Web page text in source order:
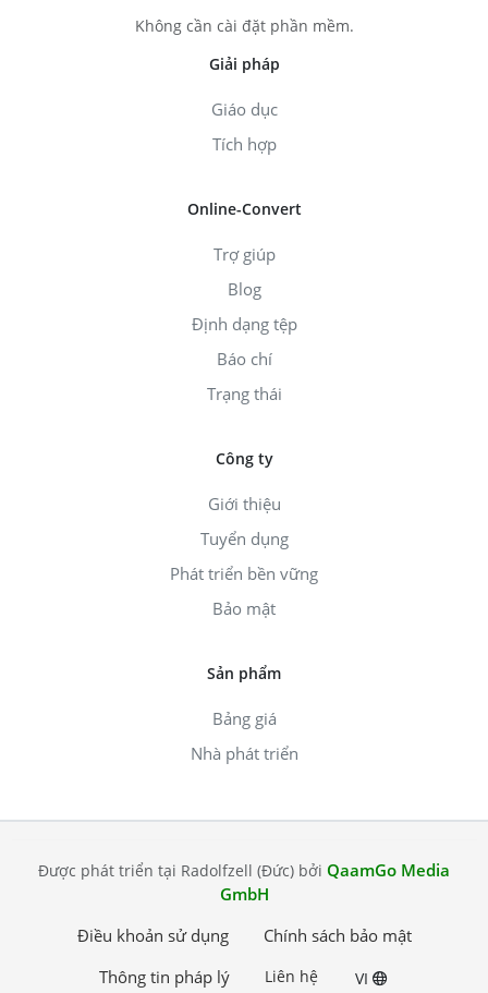
Không cần cài đặt phần mềm.
Giải pháp
Giáo dục
Tích hợp
Online-Convert
Trợ giúp
Blog
Định dạng tệp
Báo chí
Trạng thái
Công ty
Giới thiệu
Tuyển dụng
Phát triển bền vững
Bảo mật
Sản phẩm
Bảng giá
Nhà phát triển
Được phát triển tại Radolfzell (Đức) bởi QaamGo Media
GmbH
Điều khoản sử dụng
Chính sách bảo mật
Thông tin pháp lý
Liên hệ VI